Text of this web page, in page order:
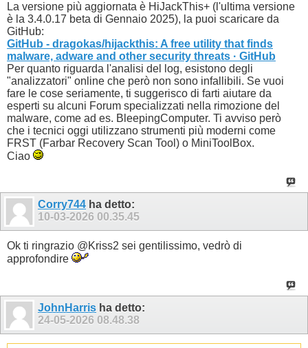
La versione più aggiornata è HiJackThis+ (l'ultima versione
è la 3.4.0.17 beta di Gennaio 2025), la puoi scaricare da
GitHub:
GitHub - dragokas/hijackthis: A free utility that finds
malware, adware and other security threats · GitHub
Per quanto riguarda l'analisi del log, esistono degli
"analizzatori" online che però non sono infallibili. Se vuoi
fare le cose seriamente, ti suggerisco di farti aiutare da
esperti su alcuni Forum specializzati nella rimozione del
malware, come ad es. BleepingComputer. Ti avviso però
che i tecnici oggi utilizzano strumenti più moderni come
FRST (Farbar Recovery Scan Tool) o MiniToolBox.
Ciao
Corry744 ha detto:
10-03-2026 00.35.45
Ok ti ringrazio @Kriss2 sei gentilissimo, vedrò di
approfondire
JohnHarris ha detto:
24-05-2026 08.48.38